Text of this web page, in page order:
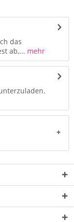
das
ab,... mehr